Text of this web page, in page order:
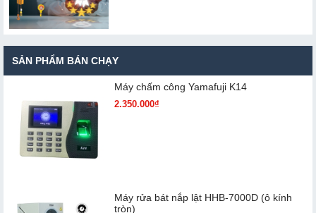
SẢN PHẨM BÁN CHẠY
Máy chấm cô​ng Yamafuji K14
2.350.000₫
Máy rửa bát nắp lật HHB-7000D (ô kính
tròn)